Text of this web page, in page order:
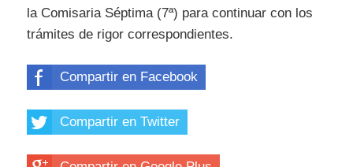
la Comisaria Séptima (7ª) para continuar con los
trámites de rigor correspondientes.
Compartir en Facebook
Compartir en Twitter